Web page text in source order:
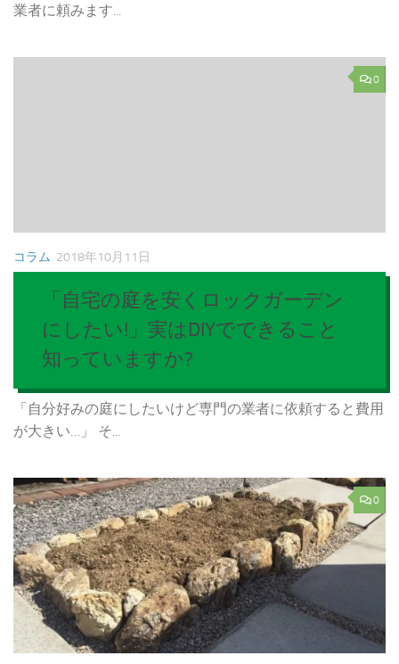
業者に頼みます...
0
コラム 2018年10月11日
「自宅の庭を安くロックガーデン
にしたい!」実はDIYでできること
知っていますか?
「自分好みの庭にしたいけど専門の業者に依頼すると費用
が大きい…」 そ...
0